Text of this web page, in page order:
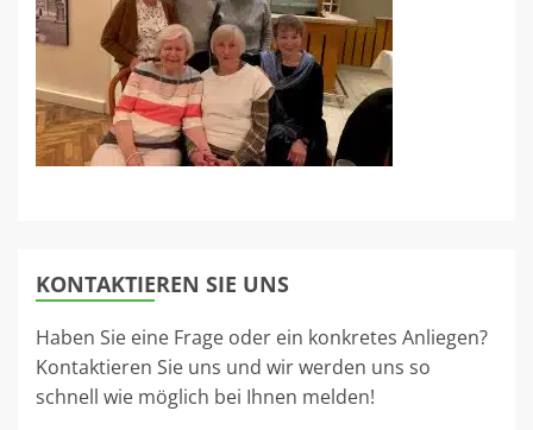
KONTAKTIEREN SIE UNS
Haben Sie eine Frage oder ein konkretes Anliegen?
Kontaktieren Sie uns und wir werden uns so
schnell wie möglich bei Ihnen melden!